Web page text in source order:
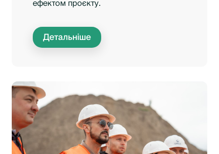
ефектом проєкту.
Детальніше